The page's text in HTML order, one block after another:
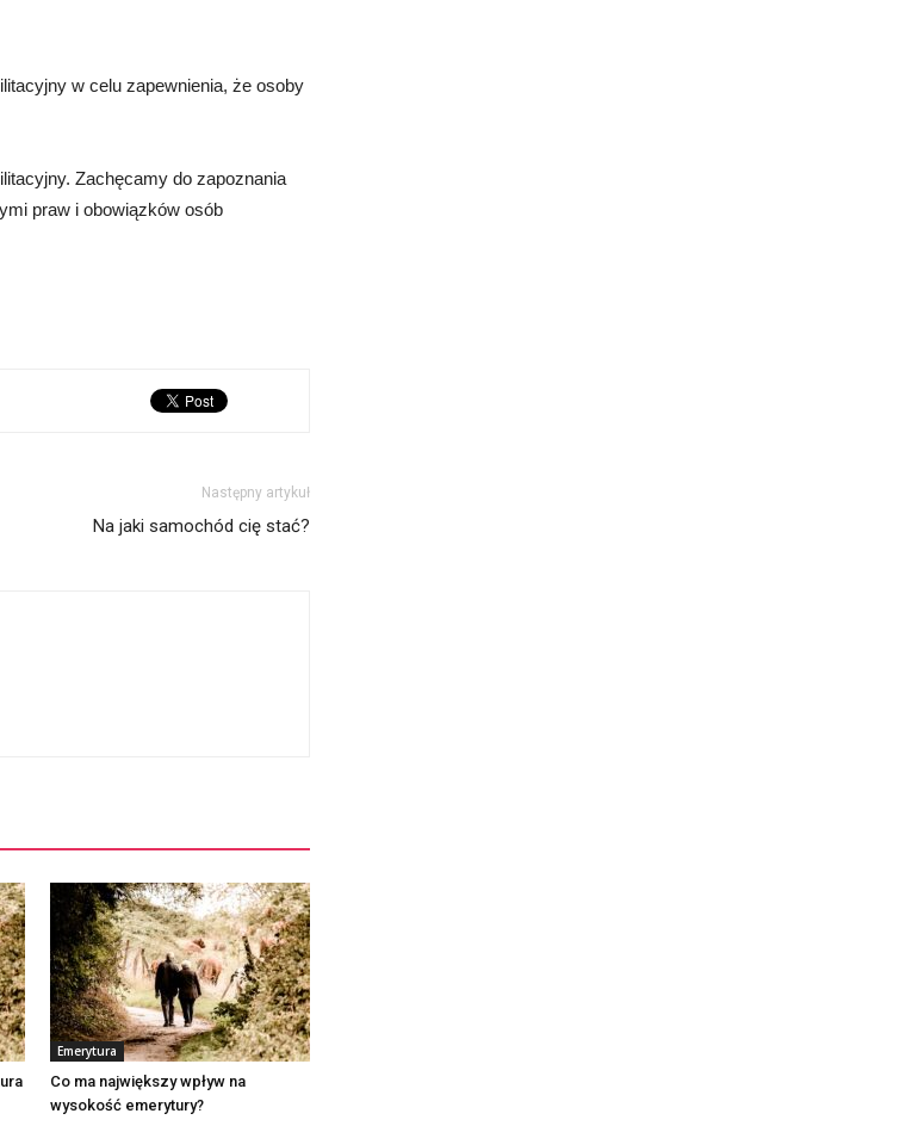
w celu zapewnienia, że osoby
Zachęcamy do zapoznania
praw i obowiązków osób
Następny artykuł
Na jaki samochód cię stać?
Emerytura
Co ma największy wpływ na
wysokość emerytury?